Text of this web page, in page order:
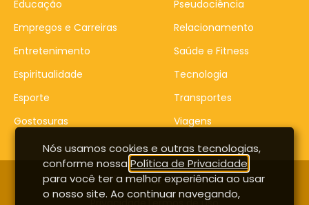
Educação
Empregos e Carreiras
Entretenimento
Espiritualidade
Esporte
Gostosuras
Pseudociência
Relacionamento
Saúde e Fitness
Tecnologia
Transportes
Viagens
Contato
Entrar
Nós usamos cookies e outras tecnologias,
conforme nossaPolítica de Privacidade
para você ter a melhor experiência ao usar
o nosso site. Ao continuar navegando,